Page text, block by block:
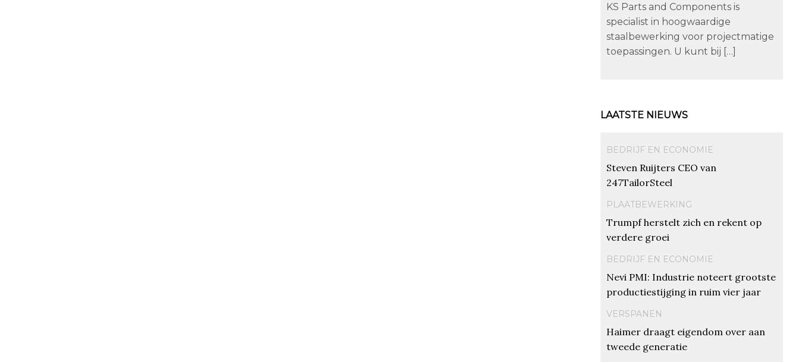
KS Parts and Components is
specialist in hoogwaardige
staalbewerking voor projectmatige
toepassingen. U kunt bij […]
LAATSTE NIEUWS
BEDRIJF EN ECONOMIE
Steven Ruijters CEO van
247TailorSteel
PLAATBEWERKING
Trumpf herstelt zich en rekent op
verdere groei
BEDRIJF EN ECONOMIE
Nevi PMI: Industrie noteert grootste
productiestijging in ruim vier jaar
VERSPANEN
Haimer draagt eigendom over aan
tweede generatie